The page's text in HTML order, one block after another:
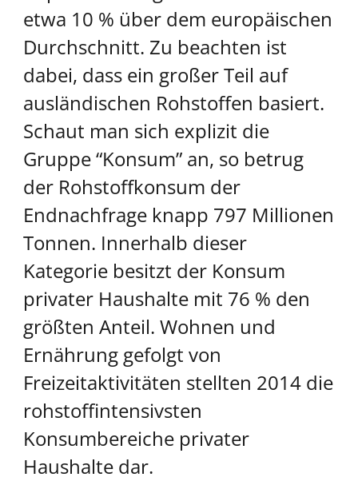
etwa 10 % über dem europäischen
Durchschnitt. Zu beachten ist
dabei, dass ein großer Teil auf
ausländischen Rohstoffen basiert.
Schaut man sich explizit die
Gruppe “Konsum” an, so betrug
der Rohstoffkonsum der
Endnachfrage knapp 797 Millionen
Tonnen. Innerhalb dieser
Kategorie besitzt der Konsum
privater Haushalte mit 76 % den
größten Anteil. Wohnen und
Ernährung gefolgt von
Freizeitaktivitäten stellten 2014 die
rohstoffintensivsten
Konsumbereiche privater
Haushalte dar.